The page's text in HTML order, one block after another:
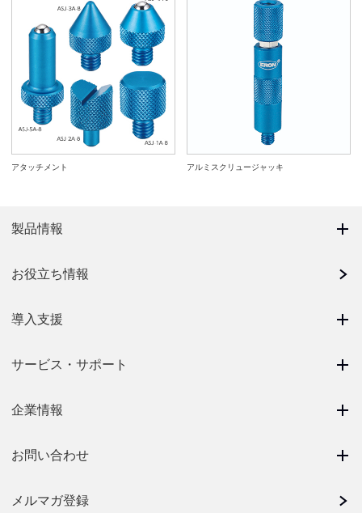
アタッチメント アルミスクリュージャッキ
製品情報
お役立ち情報
導入支援
サービス・サポート
企業情報
お問い合わせ
メルマガ登録